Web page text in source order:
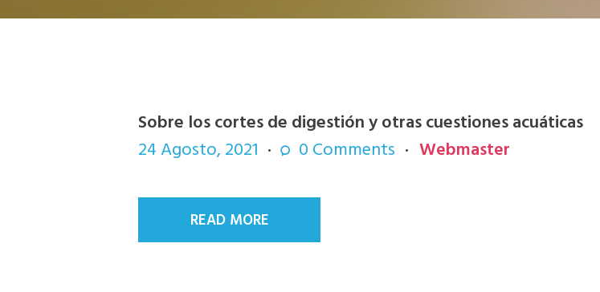
Sobre los cortes de digestión y otras cuestiones acuáticas
24 Agosto, 2021
0 Comments Webmaster
READ MORE